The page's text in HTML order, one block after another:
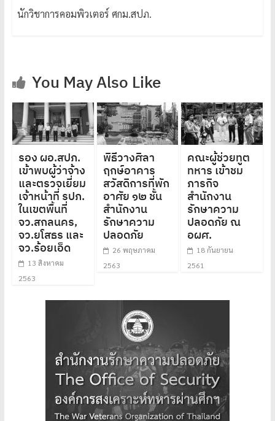
นักวิชาการคอมพิวเตอร์ ศกม.สปภ.
You May Also Like
รอง ผอ.สปภ.
เข้าพบผู้ว่าจ้าง
และตรวจเยี่ยม
เจ้าหน้าที่ รปภ.
ในเขตพื้นที่
จว.สกลนคร,
จว.ยโสธร และ
จว.ร้อยเอ็ด
13 สิงหาคม
2563
พิธีวางศิลา
ฤกษ์อาคาร
สวัสดิการที่พัก
อาศัย ๑๒ ชั้น
สำนักงาน
รักษาความ
ปลอดภัย
26 พฤษภาคม
2563
คณะผู้ช่วยทูต
ทหาร เข้าชม
ภารกิจ
สำนักงาน
รักษาความ
ปลอดภัย ณ
อผศ.
18 กันยายน
2561